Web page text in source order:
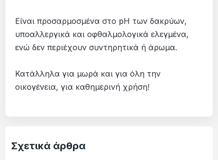
Είναι προσαρμοσμένα στο pH των δακρύων,
υποαλλεργικά και οφθαλμολογικά ελεγμένα,
ενώ δεν περιέχουν συντηρητικά ή άρωμα.
Κατάλληλα για μωρά και για όλη την
οικογένεια, για καθημερινή χρήση!
Σχετικά άρθρα